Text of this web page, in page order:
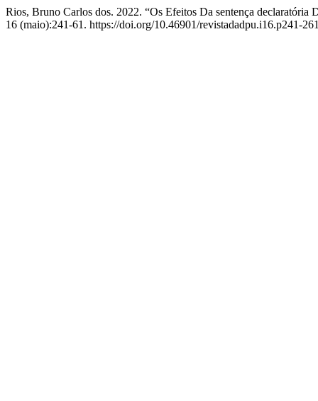
Rios, Bruno Carlos dos. 2022. “Os Efeitos Da sentença
16 (maio):241-61. https://doi.org/10.46901/revistadadpu.i16.p241-